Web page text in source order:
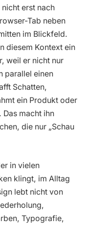
erst nach
Tab neben
im Blickfeld.
diesem Kontext ein
weil er nicht nur
parallel einen
Schatten,
ein Produkt oder
macht ihn
die nur „Schau
in vielen
klingt, im Alltag
lebt nicht von
Typografie,